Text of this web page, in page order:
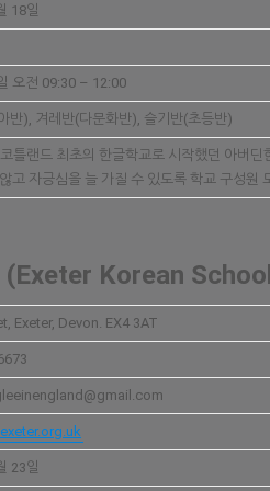
18일
오전 09:30 – 12:00
반), 겨레반(다문화반), 슬기반(초등반)
틀랜드 최초의 한글학교로 시작했던 아버
고 자긍심을 늘 가질 수 있도록 학교 구성원
(Exeter Korean
Exeter, Devon. EX4 3AT
23일